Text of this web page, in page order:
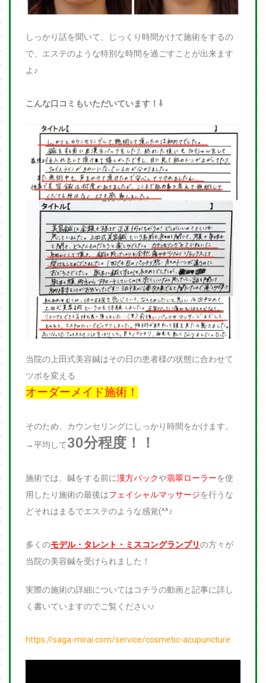
しっかり話を聞いて、じっくり時間かけて施術をするの
で、エステのような特別な時間を過ごすことが出来ます
よ♪
こんな口コミもいただいています！⇩
当院の上田式美容鍼はその日の患者様の状態に合わせて
ツボを変える
オーダーメイド施術！
そのため、カウンセリングにしっかり時間をかけます。
→平均して30分程度！！
施術では、鍼をする前に漢方パックや翡翠ローラーを使
用したり施術の最後はフェイシャルマッサージを行うな
どそれはまるでエステのような感覚(^^♪
多くのモデル・タレント・ミスコングランプリの方々が
当院の美容鍼を受けられました！
実際の施術の詳細についてはコチラの動画と記事に詳し
く書いていますのでご覧ください♪
https://saga-mirai.com/service/cosmetic-acupuncture